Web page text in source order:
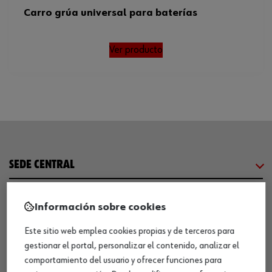
mínima/máxima
1300 x 740 x 1300-1800 mm
Carro grúa universal para baterías
Ver producto
SEDE CENTRAL
CENTRO LOGÍSTICO / MUSEO
SOBRE WÜRTH
Información sobre cookies
Este sitio web emplea cookies propias y de terceros para
gestionar el portal, personalizar el contenido, analizar el
comportamiento del usuario y ofrecer funciones para